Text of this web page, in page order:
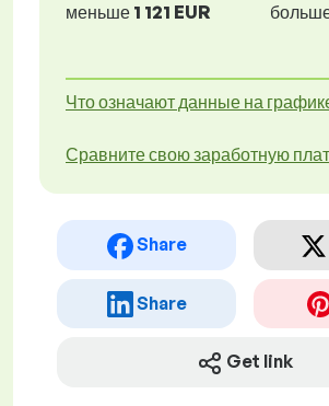
меньше 1 121 EUR
Что означают данные на
Сравните свою заработную
Share
Share
Get link